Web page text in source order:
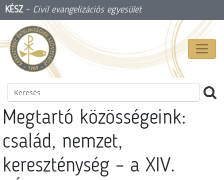
KÉSZ- Civil evangelizációs egyesület
Megtartó közösségeink:
család, nemzet,
kereszténység – a XIV.